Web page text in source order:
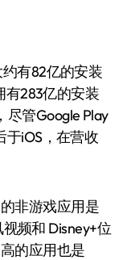
有82亿的安装
有283亿的安装
尽管Google Play
于iOS，在营收
非游戏应用是
频和 Disney+位
的应用也是